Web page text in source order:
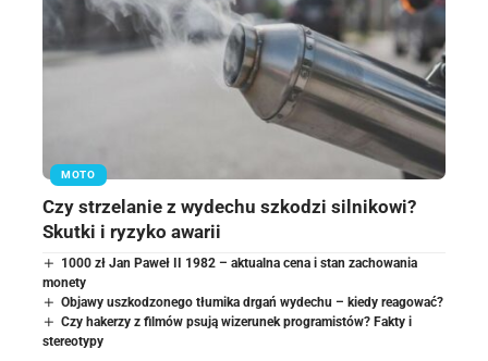
MOTO
Czy strzelanie z wydechu szkodzi silnikowi?
Skutki i ryzyko awarii
1000 zł Jan Paweł II 1982 – aktualna cena i stan zachowania
monety
Objawy uszkodzonego tłumika drgań wydechu – kiedy reagować?
Czy hakerzy z filmów psują wizerunek programistów? Fakty i
stereotypy